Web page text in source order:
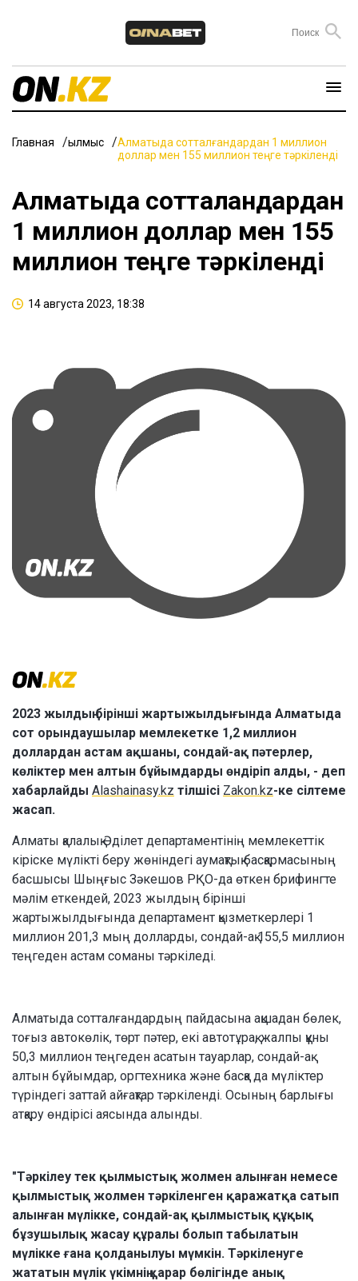
Главная Қылмыс
Алматыда сотталғандардан 1 миллион
доллар мен 155 миллион теңге тәркіленді
Алматыда сотталғандардан
1 миллион доллар мен 155
миллион теңге тәркіленді
14 августа 2023, 18:38
2023 жылдың бірінші жартыжылдығында Алматыда
сот орындаушылар мемлекетке 1,2 миллион
доллардан астам ақшаны, сондай-ақ пәтерлер,
көліктер мен алтын бұйымдарды өндіріп алды, - деп
хабарлайды Alashainasy.kz тілшісі Zakon.kz-ке сілтеме
жасап.
Алматы қалалық Әділет департаментінің мемлекеттік
кіріске мүлікті беру жөніндегі аумақтық басқармасының
басшысы Шыңғыс Зәкешов РҚО-да өткен брифингте
мәлім еткендей, 2023 жылдың бірінші
жартыжылдығында департамент қызметкерлері 1
миллион 201,3 мың долларды, сондай-ақ 155,5 миллион
теңгеден астам соманы тәркіледі.
Алматыда сотталғандардың пайдасына ақшадан бөлек,
тоғыз автокөлік, төрт пәтер, екі автотұрақ, жалпы құны
50,3 миллион теңгеден асатын тауарлар, сондай-ақ
алтын бұйымдар, оргтехника және басқа да мүліктер
түріндегі заттай айғақтар тәркіленді. Осының барлығы
атқару өндірісі аясында алынды.
"Тәркілеу тек қылмыстық жолмен алынған немесе
қылмыстық жолмен тәркіленген қаражатқа сатып
алынған мүлікке, сондай-ақ қылмыстық құқық
бұзушылық жасау құралы болып табылатын
мүлікке ғана қолданылуы мүмкін. Тәркіленуге
жататын мүлік үкімнің қарар бөлігінде анық